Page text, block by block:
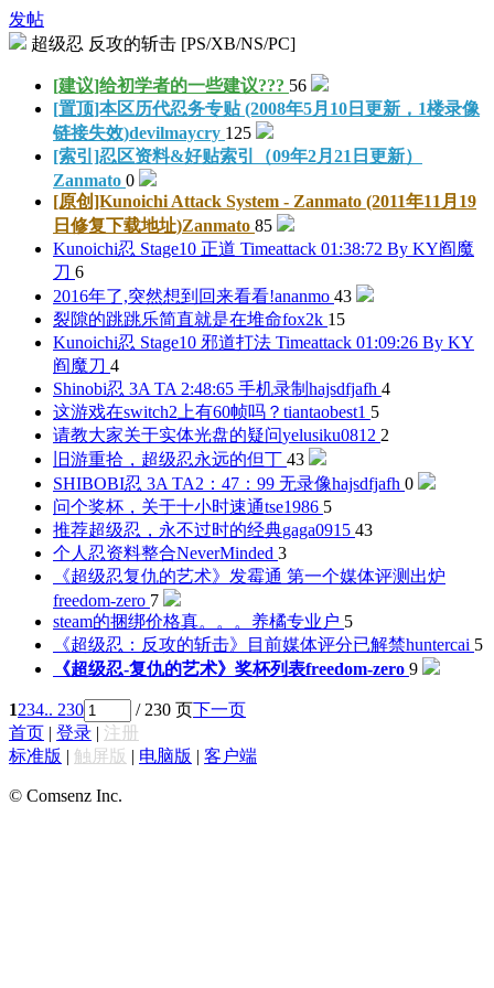
发帖
超级忍 反攻的斩击 [PS/XB/NS/PC]
[建议]给初学者的一些建议??? 56
[置顶]本区历代忍务专贴 (2008年5月10日更新，1楼录像
链接失效)devilmaycry 125
[索引]忍区资料&好贴索引（09年2月21日更新）
Zanmato 0
[原创]Kunoichi Attack System - Zanmato (2011年11月19
日修复下载地址)Zanmato 85
Kunoichi忍 Stage10 正道 Timeattack 01:38:72 By KY阎魔
刀 6
2016年了,突然想到回来看看!ananmo 43
裂隙的跳跳乐简直就是在堆命fox2k 15
Kunoichi忍 Stage10 邪道打法 Timeattack 01:09:26 By KY
阎魔刀 4
Shinobi忍 3A TA 2:48:65 手机录制 hajsdfjafh 4
这游戏在switch2上有60帧吗？ tiantaobest1 5
请教大家关于实体光盘的疑问yelusiku0812 2
旧游重拾，超级忍永远的但丁 43
SHIBOBI忍 3A TA2：47：99 无录像hajsdfjafh 0
问个奖杯，关于十小时速通tse1986 5
推荐超级忍，永不过时的经典gaga0915 43
个人忍资料整合NeverMinded 3
《超级忍复仇的艺术》发霉通 第一个媒体评测出炉
freedom-zero 7
steam的捆绑价格真。。。 养橘专业户 5
《超级忍：反攻的斩击》目前媒体评分已解禁huntercai 5
《超级忍-复仇的艺术》奖杯列表freedom-zero 9
1234.. 230 / 230 页下一页
首页 | 登录 | 注册
标准版 | 触屏版 | 电脑版 | 客户端
© Comsenz Inc.